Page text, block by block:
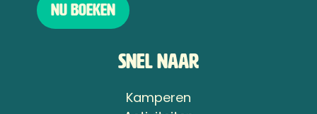
Nu boeken
Snel naar
Kamperen